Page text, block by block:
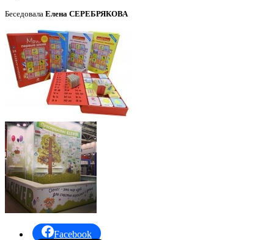
Беседовала Елена СЕРЕБРЯКОВА
Facebook